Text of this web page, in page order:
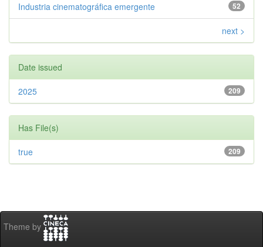
52
Industria cinematográfica emergente
next >
Date issued
209
2025
Has File(s)
209
true
Theme by